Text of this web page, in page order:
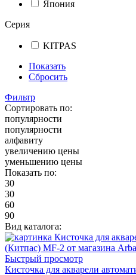
Япония
Серия
KITPAS
Показать
Сбросить
Фильтр
Сортировать по:
популярности
популярности
алфавиту
увеличению цены
уменьшению цены
Показать по:
30
30
60
90
Вид каталога:
Быстрый просмотр
Кисточка для акварели